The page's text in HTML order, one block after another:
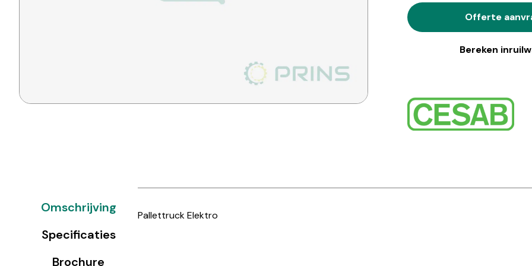
Offerte
Bereken
Omschrijving
Specificaties
Brochure
Pallettruck Elektro